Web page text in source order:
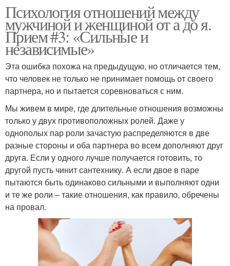
Психология отношений между
мужчиной и женщиной от а до я.
Прием #3: «Сильные и
независимые»
Эта ошибка похожа на предыдущую, но отличается тем,
что человек не только не принимает помощь от своего
партнера, но и пытается соревноваться с ним.
Мы живем в мире, где длительные отношения возможны
только у двух противоположных ролей. Даже у
однополых пар роли зачастую распределяются в две
разные стороны и оба партнера во всем дополняют друг
друга. Если у одного лучше получается готовить, то
другой пусть чинит сантехнику. А если двое в паре
пытаются быть одинаково сильными и выполняют одни
и те же роли – такие отношения, как правило, обречены
на провал.